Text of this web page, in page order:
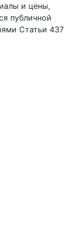
и цены,
публичной
Статьи 437